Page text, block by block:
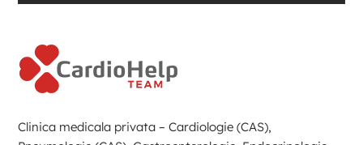
Clinica medicala privata – Cardiologie (CAS),